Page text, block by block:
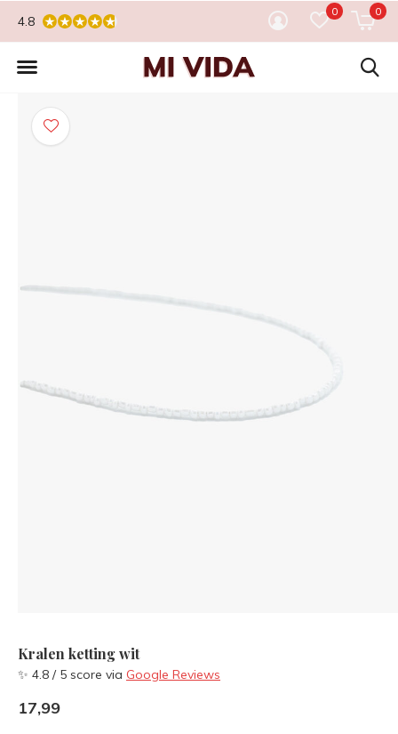
0 0
4.8
Kralen ketting wit
✨ 4.8 / 5 score via Google Reviews
17,99